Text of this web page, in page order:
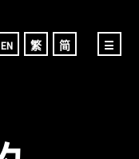
EN 繁 简 ☰